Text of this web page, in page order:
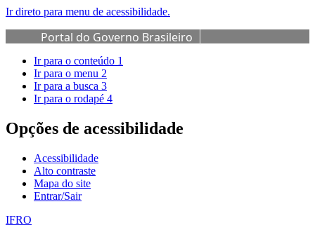
Ir direto para menu de acessibilidade.
Portal do Governo Brasileiro
Ir para o conteúdo 1
Ir para o menu 2
Ir para a busca 3
Ir para o rodapé 4
Opções de acessibilidade
Acessibilidade
Alto contraste
Mapa do site
Entrar/Sair
IFRO